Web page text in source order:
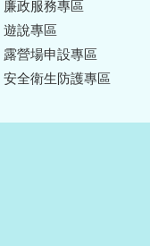
廉政服務專區
遊說專區
露營場申設專區
安全衛生防護專區